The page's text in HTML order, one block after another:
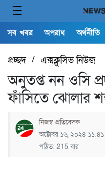
সব খবর অপরাধ অর্থনীতি
প্রচ্ছদ/ এক্সক্লুসিভ নিউজ
অনুতপ্ত নন ওসি
ফাঁসিতে ঝোলার
নিজস্ব প্রতিবেদক
অক্টোবর ১৬, ২০২৪ ১১:৪১
পঠিত: 215 বার